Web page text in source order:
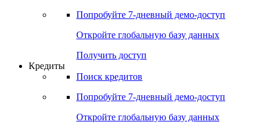
Попробуйте 7-дневный демо-доступ
Откройте глобальную базу данных
Получить доступ
Кредиты
Поиск кредитов
Попробуйте 7-дневный демо-доступ
Откройте глобальную базу данных